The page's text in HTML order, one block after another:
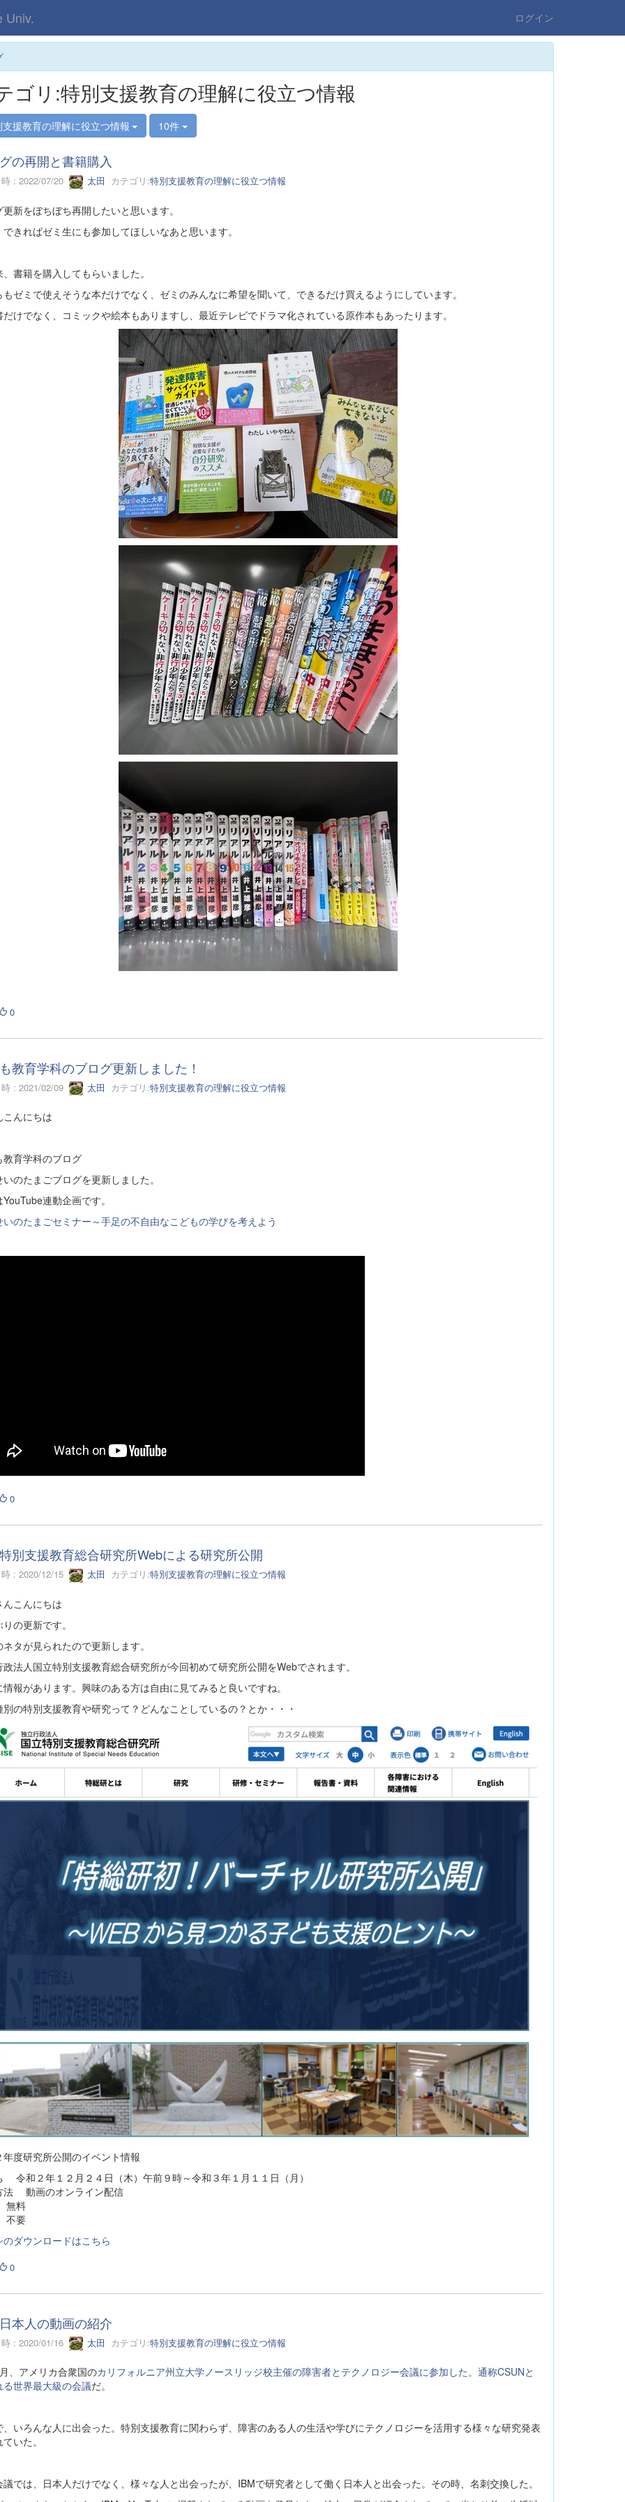
Univ. ログイン
ゴリ:特別支援教育の理解に役立つ情報
援教育の理解に役立つ情報 10件
の再開と書籍購入
: 2022/07/20 太田 カテゴリ:特別支援教育の理解に役立つ情報
新をぼちぼち再開したいと思います。
きればゼミ生にも参加してほしいなあと思います。
書籍を購入してもらいました。
ゼミで使えそうな本だけでなく、ゼミのみんなに希望を聞いて、できるだけ買えるようにしています。
けでなく、コミックや絵本もありますし、最近テレビでドラマ化されている原作本もあったります。
0
教育学科のブログ更新しました！
: 2021/02/09 太田 カテゴリ:特別支援教育の理解に役立つ情報
こんにちは
教育学科のブログ
のたまごブログを更新しました。
連動企画です。
いのたまごセミナー～手足の不自由なこどもの学びを考えよう
0
別支援教育総合研究所Webによる研究所公開
: 2020/12/15 太田 カテゴリ:特別支援教育の理解に役立つ情報
んこんにちは
の更新です。
タが見られたので更新します。
法人国立特別支援教育総合研究所が今回初めて研究所公開をWebでされます。
報があります。興味のある方は自由に見てみると良いですね。
別の特別支援教育や研究って？どんなことしているの？とか・・・
年度研究所公開のイベント情報
令和２年１２月２４日（木）午前９時～令和３年１月１１日（月）
法 動画のオンライン配信
料
要
のダウンロードはこちら
0
本人の動画の紹介
: 2020/01/16 太田 カテゴリ:特別支援教育の理解に役立つ情報
、アメリカ合衆国のカリフォルニア州立大学ノースリッジ校主催の障害者とテクノロジー会議に参加した。通称CSUNと
る世界最大級の会議だ。
、いろんな人に出会った。特別支援教育に関わらず、障害のある人の生活や学びにテクノロジーを活用する様々な研究発表
いた。
議では、日本人だけでなく、様々な人と出会ったが、IBMで研究者として働く日本人と出会った。その時、名刺交換した。